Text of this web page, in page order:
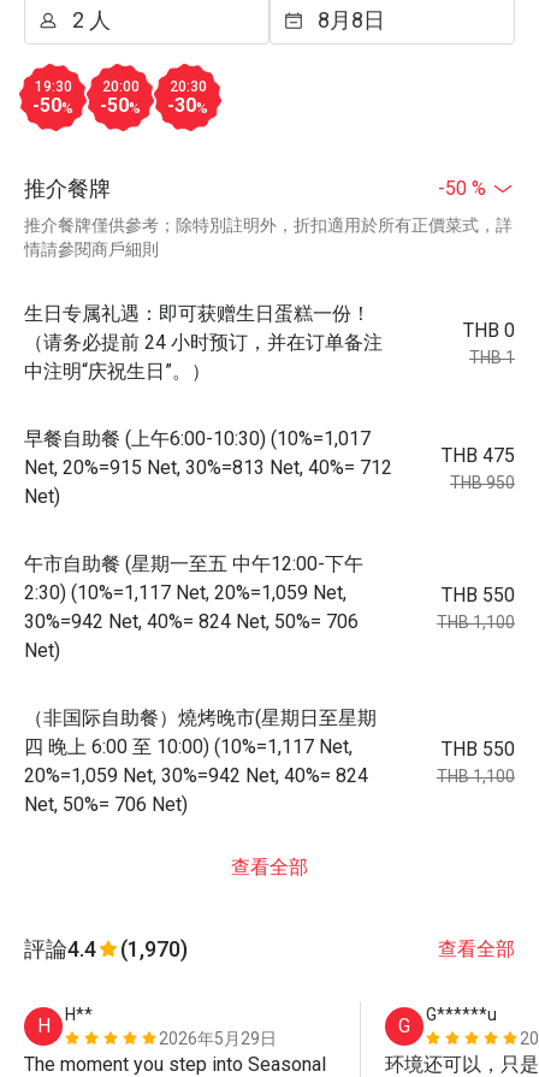
19:30
-50%
20:00
-50%
20:30
-30%
推介餐牌 -50 %
推介餐牌僅供參考；除特別註明外，折扣適用於所有正價菜式，詳
情請參閱商戶細則
生日专属礼遇：即可获赠生日蛋糕一份！
（请务必提前 24 小时预订，并在订单备注
中注明“庆祝生日”。）
THB 0
THB 1
早餐自助餐 (上午6:00-10:30) (10%=1,017
Net, 20%=915 Net, 30%=813 Net, 40%= 712
Net)
THB 475
THB 950
午市自助餐 (星期一至五 中午12:00-下午
2:30) (10%=1,117 Net, 20%=1,059 Net,
30%=942 Net, 40%= 824 Net, 50%= 706
Net)
THB 550
THB 1,100
（非国际自助餐）燒烤晚市(星期日至星期
四 晚上 6:00 至 10:00) (10%=1,117 Net,
20%=1,059 Net, 30%=942 Net, 40%= 824
Net, 50%= 706 Net)
THB 550
THB 1,100
查看全部
評論4.4 (1,970) 查看全部
H
H**
2026年5月29日
The moment you step into Seasonal
G
G******u
环境还可以，只